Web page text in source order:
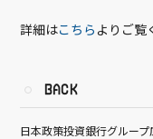
詳細はこちら よりご覧
BACK
日本政策投資銀行グループ